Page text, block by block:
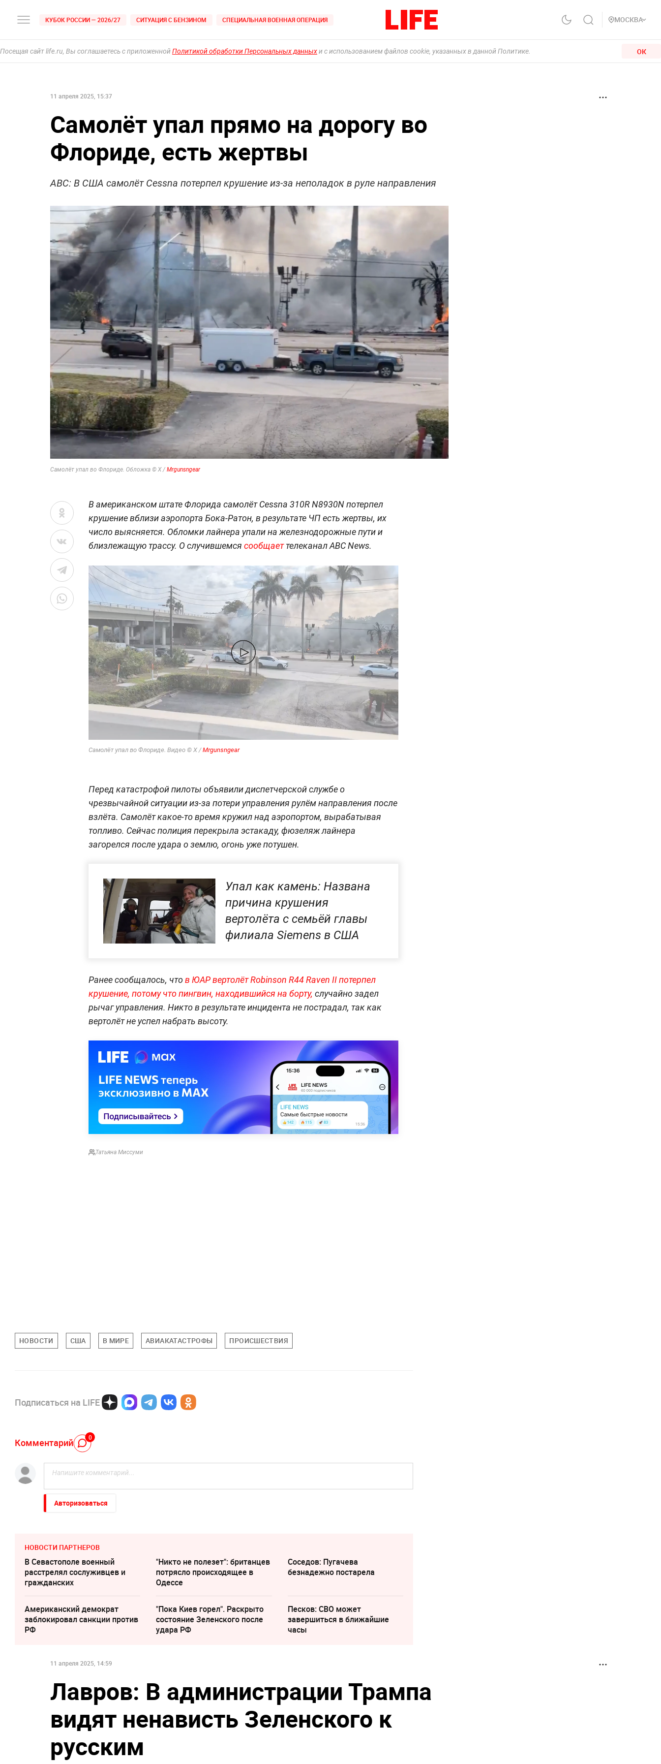
КУБОК РОССИИ — 2026/27 СИТУАЦИЯ С БЕНЗИНОМ СПЕЦИАЛЬНАЯ ВОЕННАЯ ОПЕРАЦИЯ МОСКВА
Посещая сайт life.ru, Вы соглашаетесь с приложеннойПолитикой обработки Персональных данныхи с использованием файлов cookie, указанных в данной Политике. ОК
11 апреля 2025, 15:37
Самолёт упал прямо на дорогу во
Флориде, есть жертвы
ABC: В США самолёт Cessna потерпел крушение из-за неполадок в руле направления
Самолёт упал во Флориде. Обложка © Х / Mrgunsngear
В американском штате Флорида самолёт Cessna 310R N8930N потерпел
крушение вблизи аэропорта Бока-Ратон, в результате ЧП есть жертвы, их
число выясняется. Обломки лайнера упали на железнодорожные пути и
близлежащую трассу. О случившемся сообщаеттелеканал ABC News.
Самолёт упал во Флориде. Видео © Х /Mrgunsngear
Перед катастрофой пилоты объявили диспетчерской службе о
чрезвычайной ситуации из-за потери управления рулём направления после
взлёта. Самолёт какое-то время кружил над аэропортом, вырабатывая
топливо. Сейчас полиция перекрыла эстакаду, фюзеляж лайнера
загорелся после удара о землю, огонь уже потушен.
Упал как камень: Названа
причина крушения
вертолёта с семьёй главы
филиала Siemens в США
Ранее сообщалось, чтов ЮАР вертолёт Robinson R44 Raven II потерпел
крушение, потому что пингвин, находившийся на борту, случайно задел
рычаг управления. Никто в результате инцидента не пострадал, так как
вертолёт не успел набрать высоту.
Татьяна Миссуми
НОВОСТИ США В МИРЕ АВИАКАТАСТРОФЫ ПРОИСШЕСТВИЯ
Подписаться на LIFE
Комментарий 0
Авторизоваться
НОВОСТИ ПАРТНЕРОВ
В Севастополе военный
расстрелял сослуживцев и
гражданских
"Никто не полезет": британцев
потрясло происходящее в
Одессе
Соседов: Пугачева
безнадежно постарела
Американский демократ
заблокировал санкции против
РФ
"Пока Киев горел". Раскрыто
состояние Зеленского после
удара РФ
Песков: СВО может
завершиться в ближайшие
часы
11 апреля 2025, 14:59
Лавров: В администрации Трампа
видят ненависть Зеленского к
русским